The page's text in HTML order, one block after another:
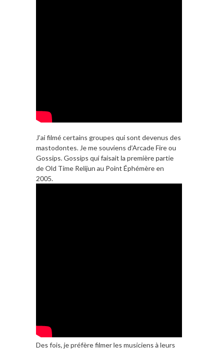
J’ai filmé certains groupes qui sont devenus des
mastodontes. Je me souviens d’Arcade Fire ou
Gossips. Gossips qui faisait la première partie
de Old Time Relijun au Point Éphémère en
2005.
Des fois, je préfère filmer les musiciens à leurs